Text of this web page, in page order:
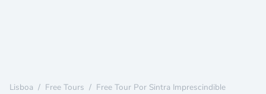
Lisboa / Free Tours / Free Tour Por Sintra Imprescindible